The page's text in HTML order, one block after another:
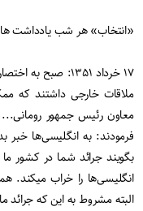
«انتخاب» هر شب یادداشت
۱۷ خرداد ۱۳۵۱:
ملاقات خارجی داشتند که
معاون رئیس جمهور
فرمودند: به انگلیسی‌ها
بگویند جرائد شما در کشور
انگلیسی‌ها را خراب
البته مشروط به این که جرائد